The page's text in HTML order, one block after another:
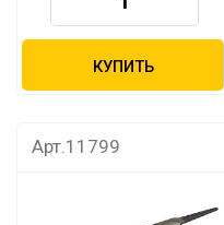
КУПИТЬ
Арт.11799